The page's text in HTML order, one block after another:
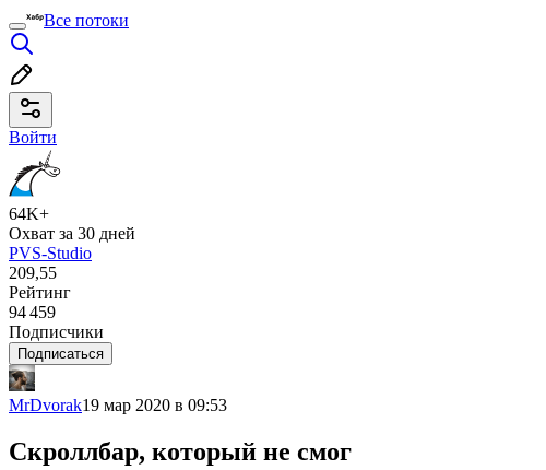
Все потоки
Войти
64K+
Охват за 30 дней
PVS-Studio
209,55
Рейтинг
94 459
Подписчики
Подписаться
MrDvorak19 мар 2020 в 09:53
Скроллбар, который не смог